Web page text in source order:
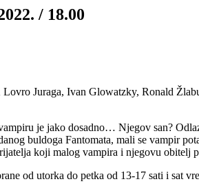
/ 18.00
Juraga, Ivan Glowatzky, Ronald
je jako dosadno… Njegov san?
buldoga Fantomata, mali se vampir
koji malog vampira i njegovu obitelj
od utorka do petka od 13-17 sati i sat